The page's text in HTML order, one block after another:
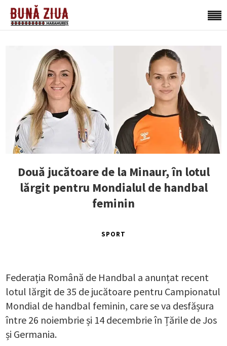
Două jucătoare de la Minaur, în lotul
lărgit pentru Mondialul de handbal
feminin
SPORT
Federația Română de Handbal a anunțat recent
lotul lărgit de 35 de jucătoare pentru Campionatul
Mondial de handbal feminin, care se va desfășura
între 26 noiembrie și 14 decembrie în Țările de Jos
și Germania.